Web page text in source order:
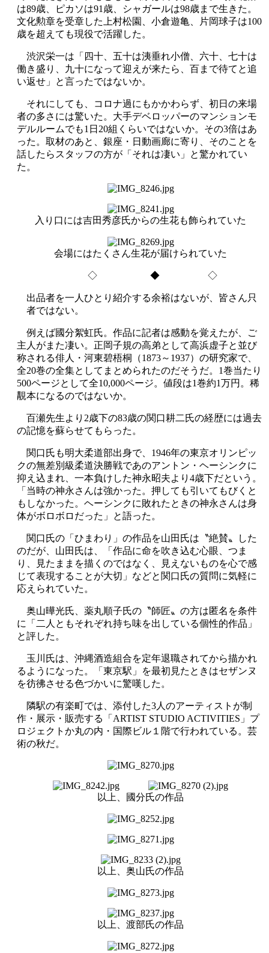
は89歳、ピカソは91歳、シャガールは98歳まで生きた。
文化勲章を受章した上村松園、小倉遊亀、片岡球子は100
歳を超えても現役で活躍した。
渋沢栄一は「四十、五十は洟垂れ小僧、六十、七十は
働き盛り、九十になって迎えが来たら、百まで待てと追
い返せ」と言ったではないか。
それにしても、コロナ過にもかかわらず、初日の来場
者の多さには驚いた。大手デベロッパーのマンションモ
デルルームでも1日20組くらいではないか。その3倍はあ
った。取材のあと、銀座・日動画廊に寄り、そのことを
話したらスタッフの方が「それは凄い」と驚かれてい
た。
入り口には吉田秀彦氏からの生花も飾られていた
会場にはたくさん生花が届けられていた
◇ ◆ ◇
出品者を一人ひとり紹介する余裕はないが、皆さん只
者ではない。
例えば國分絮虹氏。作品に記者は感動を覚えたが、ご
主人がまた凄い。正岡子規の高弟として高浜虚子と並び
称される俳人・河東碧梧桐（1873～1937）の研究家で、
全20巻の全集としてまとめられたのだそうだ。1巻当たり
500ページとして全10,000ページ。値段は1巻約1万円。稀
覯本になるのではないか。
百瀬先生より2歳下の83歳の関口耕二氏の経歴には過去
の記憶を蘇らせてもらった。
関口氏も明大柔道部出身で、1946年の東京オリンピッ
クの無差別級柔道決勝戦であのアントン・ヘーシンクに
抑え込まれ、一本負けした神永昭夫より4歳下だという。
「当時の神永さんは強かった。押しても引いてもびくと
もしなかった。ヘーシンクに敗れたときの神永さんは身
体がボロボロだった」と語った。
関口氏の「ひまわり」の作品を山田氏は〝絶賛〟した
のだが、山田氏は、「作品に命を吹き込む心眼、つま
り、見たままを描くのではなく、見えないものを心で感
じて表現することが大切」などと関口氏の質問に気軽に
応えられていた。
奥山曄光氏、薬丸順子氏の〝師匠〟の方は匿名を条件
に「二人ともそれぞれ持ち味を出している個性的作品」
と評した。
玉川氏は、沖縄酒造組合を定年退職されてから描かれ
るようになった。「東京駅」を最初見たときはセザンヌ
を彷彿させる色づかいに驚嘆した。
隣駅の有楽町では、添付した3人のアーティストが制
作・展示・販売する「ARTIST STUDIO ACTIVITIES」プ
ロジェクトか丸の内・国際ビル１階で行われている。芸
術の秋だ。
以上、國分氏の作品
以上、奥山氏の作品
以上、渡部氏の作品